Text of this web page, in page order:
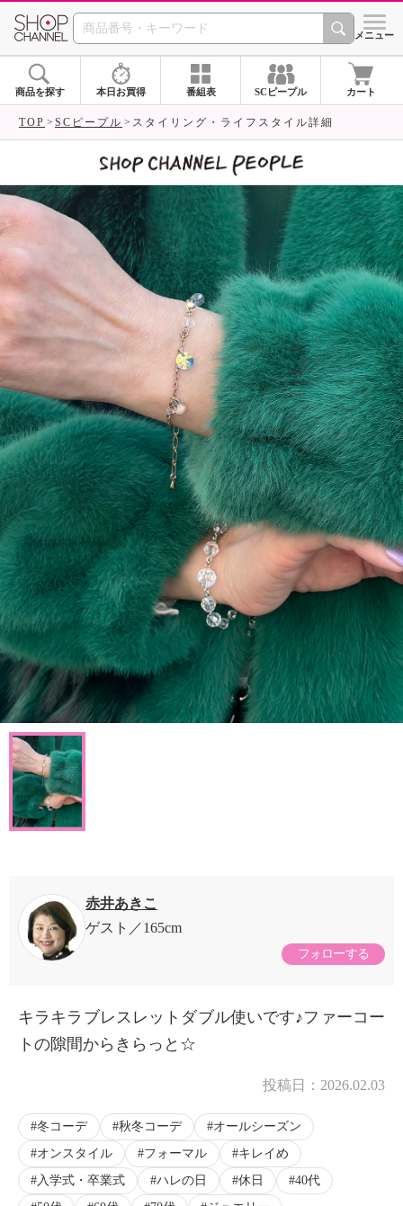
SHOP CHANNEL シメニュー
商品を探す 本日お買得 番組表 SCピープル カート
TOP SCピープル スタイリング・ライフスタイル詳細
赤井あきこ
ゲスト
165cm
フォローする
キラキラブレスレットダブル使いです♪ファーコー
トの隙間からきらっと☆
投稿日： 2026.02.03
冬コーデ 秋冬コーデ
オールシーズン
オンスタイル
フォーマル
キレイめ
入学式・卒業式
ハレの日 休日
40代